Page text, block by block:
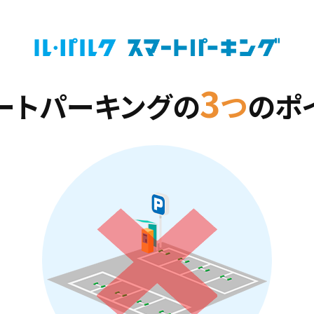
トパーキングの3つのポ